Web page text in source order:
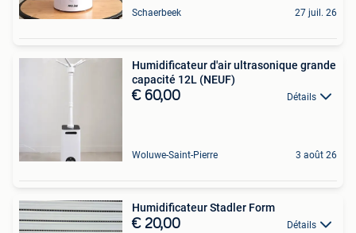
Schaerbeek 27 juil. 26
Humidificateur d'air ultrasonique grande
capacité 12L (NEUF)
€ 60,00 Détails
Woluwe-Saint-Pierre 3 août 26
Humidificateur Stadler Form
€ 20,00 Détails